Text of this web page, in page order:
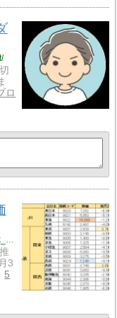
ロ
https://shimothi-communication.com/tetsudo_stock_2021_8/
3
5